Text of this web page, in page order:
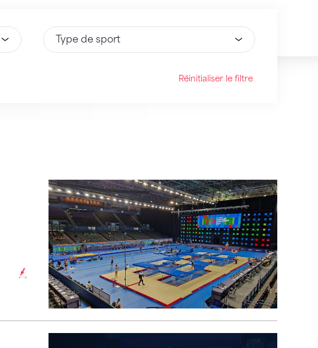
Sélectionnez une option
Réinitialiser le filtre